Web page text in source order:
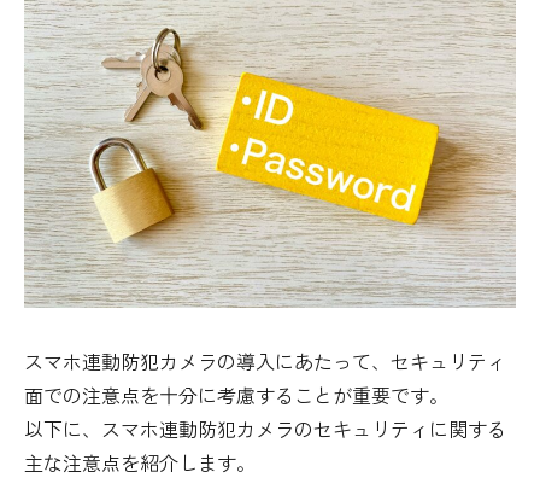
スマホ連動防犯カメラの導入にあたって、セキュリティ
面での注意点を十分に考慮することが重要です。
以下に、スマホ連動防犯カメラのセキュリティに関する
主な注意点を紹介します。